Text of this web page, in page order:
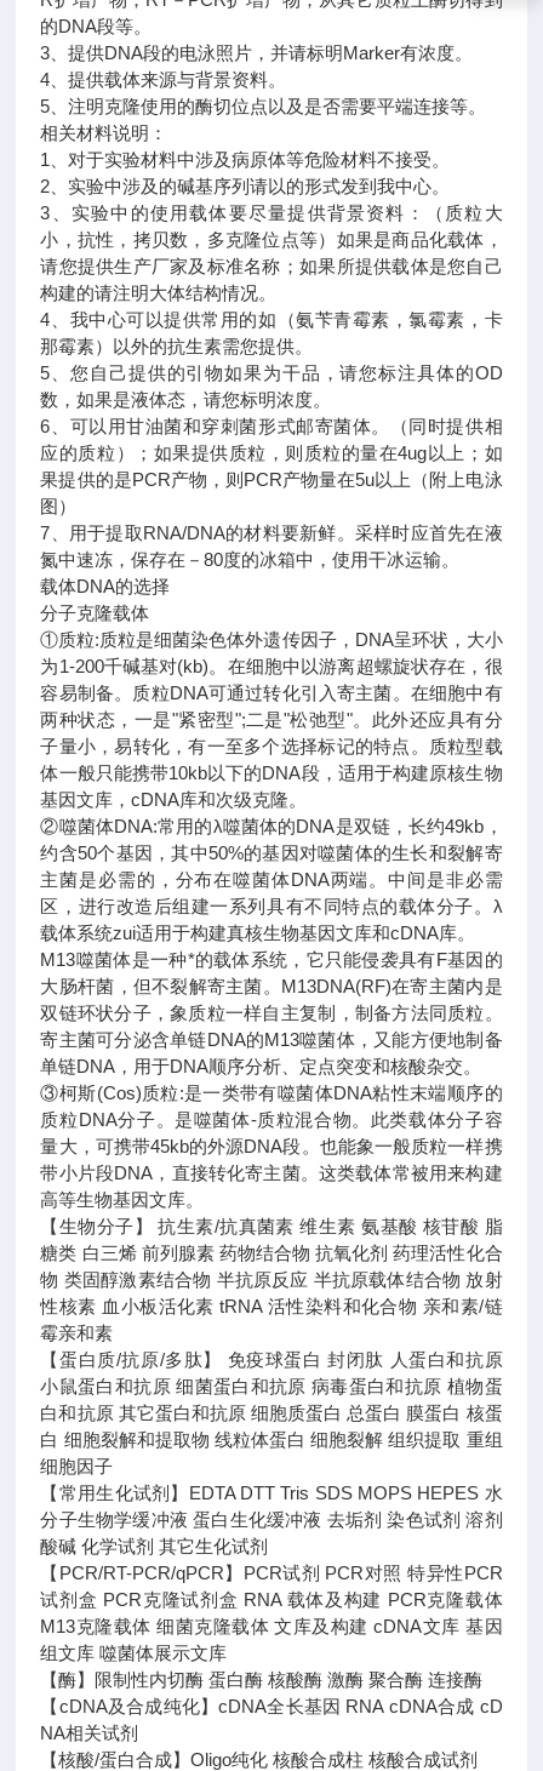
的DNA段等。
3、提供DNA段的电泳照片，并请标明Marker有浓度。
4、提供载体来源与背景资料。
5、注明克隆使用的酶切位点以及是否需要平端连接等。
相关材料说明：
1、对于实验材料中涉及病原体等危险材料不接受。
2、实验中涉及的碱基序列请以的形式发到我中心。
3、实验中的使用载体要尽量提供背景资料：（质粒大
小，抗性，拷贝数，多克隆位点等）如果是商品化载体，
请您提供生产厂家及标准名称；如果所提供载体是您自己
构建的请注明大体结构情况。
4、我中心可以提供常用的如（氨苄青霉素，氯霉素，卡
那霉素）以外的抗生素需您提供。
5、您自己提供的引物如果为干品，请您标注具体的OD
数，如果是液体态，请您标明浓度。
6、可以用甘油菌和穿刺菌形式邮寄菌体。（同时提供相
应的质粒）；如果提供质粒，则质粒的量在4ug以上；如
果提供的是PCR产物，则PCR产物量在5u以上（附上电泳
图）
7、用于提取RNA/DNA的材料要新鲜。采样时应首先在液
氮中速冻，保存在－80度的冰箱中，使用干冰运输。
载体DNA的选择
分子克隆载体
①质粒:质粒是细菌染色体外遗传因子，DNA呈环状，大小
为1-200千碱基对(kb)。在细胞中以游离超螺旋状存在，很
容易制备。质粒DNA可通过转化引入寄主菌。在细胞中有
两种状态，一是"紧密型";二是"松弛型"。此外还应具有分
子量小，易转化，有一至多个选择标记的特点。质粒型载
体一般只能携带10kb以下的DNA段，适用于构建原核生物
基因文库，cDNA库和次级克隆。
②噬菌体DNA:常用的λ噬菌体的DNA是双链，长约49kb，
约含50个基因，其中50%的基因对噬菌体的生长和裂解寄
主菌是必需的，分布在噬菌体DNA两端。中间是非必需
区，进行改造后组建一系列具有不同特点的载体分子。λ
载体系统zui适用于构建真核生物基因文库和cDNA库。
M13噬菌体是一种*的载体系统，它只能侵袭具有F基因的
大肠杆菌，但不裂解寄主菌。M13DNA(RF)在寄主菌内是
双链环状分子，象质粒一样自主复制，制备方法同质粒。
寄主菌可分泌含单链DNA的M13噬菌体，又能方便地制备
单链DNA，用于DNA顺序分析、定点突变和核酸杂交。
③柯斯(Cos)质粒:是一类带有噬菌体DNA粘性末端顺序的
质粒DNA分子。是噬菌体-质粒混合物。此类载体分子容
量大，可携带45kb的外源DNA段。也能象一般质粒一样携
带小片段DNA，直接转化寄主菌。这类载体常被用来构建
高等生物基因文库。
【生物分子】 抗生素/抗真菌素 维生素 氨基酸 核苷酸 脂
糖类 白三烯 前列腺素 药物结合物 抗氧化剂 药理活性化合
物 类固醇激素结合物 半抗原反应 半抗原载体结合物 放射
性核素 血小板活化素 tRNA 活性染料和化合物 亲和素/链
霉亲和素
【蛋白质/抗原/多肽】 免疫球蛋白 封闭肽 人蛋白和抗原
小鼠蛋白和抗原 细菌蛋白和抗原 病毒蛋白和抗原 植物蛋
白和抗原 其它蛋白和抗原 细胞质蛋白 总蛋白 膜蛋白 核蛋
白 细胞裂解和提取物 线粒体蛋白 细胞裂解 组织提取 重组
细胞因子
【常用生化试剂】EDTA DTT Tris SDS MOPS HEPES 水
分子生物学缓冲液 蛋白生化缓冲液 去垢剂 染色试剂 溶剂
酸碱 化学试剂 其它生化试剂
【PCR/RT-PCR/qPCR】PCR试剂 PCR对照 特异性PCR
试剂盒 PCR克隆试剂盒 RNA 载体及构建 PCR克隆载体
M13克隆载体 细菌克隆载体 文库及构建 cDNA文库 基因
组文库 噬菌体展示文库
【酶】限制性内切酶 蛋白酶 核酸酶 激酶 聚合酶 连接酶
【cDNA及合成纯化】cDNA全长基因 RNA cDNA合成 cD
NA相关试剂
【核酸/蛋白合成】Oligo纯化 核酸合成柱 核酸合成试剂